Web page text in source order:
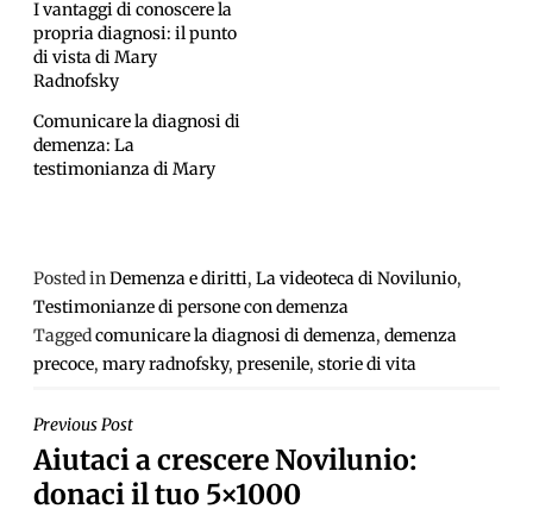
I vantaggi di conoscere la
propria diagnosi: il punto
di vista di Mary
Radnofsky
Comunicare la diagnosi di
demenza: La
testimonianza di Mary
Posted inDemenza e diritti, La videoteca di Novilunio,
Testimonianze di persone con demenza
Taggedcomunicare la diagnosi di demenza, demenza
precoce, mary radnofsky, presenile, storie di vita
NAVIGAZIONE
ARTICOLI
Previous Post
Aiutaci a crescere Novilunio:
donaci il tuo 5×1000